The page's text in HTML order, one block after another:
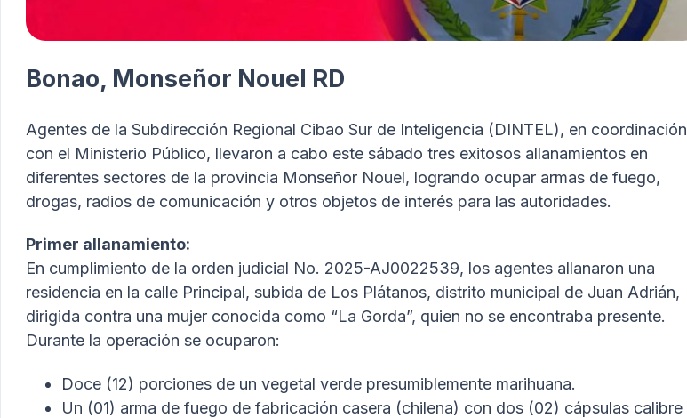
Bonao, Monseñor Nouel RD
Agentes de la Subdirección Regional Cibao Sur de Inteligencia (DINTEL), en coordinación
con el Ministerio Público, llevaron a cabo este sábado tres exitosos allanamientos en
diferentes sectores de la provincia Monseñor Nouel, logrando ocupar armas de fuego,
drogas, radios de comunicación y otros objetos de interés para las autoridades.
Primer allanamiento:
En cumplimiento de la orden judicial No. 2025-AJ0022539, los agentes allanaron una
residencia en la calle Principal, subida de Los Plátanos, distrito municipal de Juan Adrián,
dirigida contra una mujer conocida como “La Gorda”, quien no se encontraba presente.
Durante la operación se ocuparon:
Doce (12) porciones de un vegetal verde presumiblemente marihuana.
Un (01) arma de fuego de fabricación casera (chilena) con dos (02) cápsulas calibre